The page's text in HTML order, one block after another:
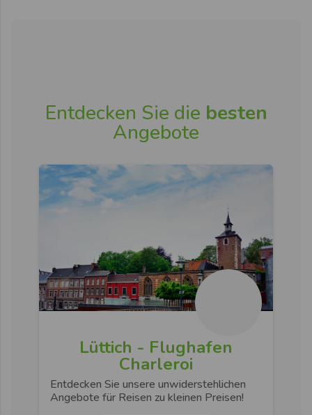
Entdecken Sie die besten
Angebote
Lüttich - Flughafen
Charleroi
Entdecken Sie unsere unwiderstehlichen
Angebote für Reisen zu kleinen Preisen!